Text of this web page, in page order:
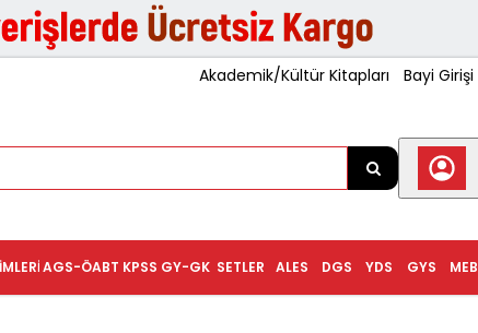
Akademik/Kültür Kitapları Bayi Girişi
MEB
GYS
YDS
DGS
ALES
SETLER
KPSS GY-GK
AGS-ÖABT